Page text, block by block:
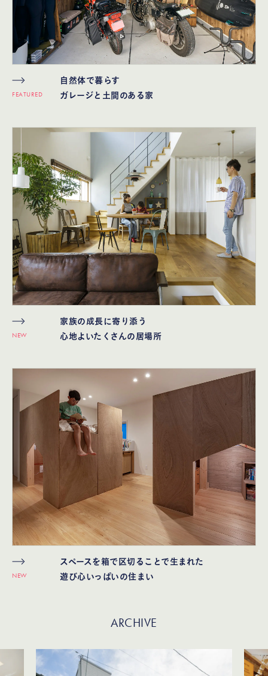
FEATURED
自然体で暮らす
ガレージと土間のある家
NEW
家族の成⻑に寄り添う
⼼地よいたくさんの居場所
NEW
スペースを箱で区切ることで生まれた
遊び心いっぱいの住まい
ARCHIVE